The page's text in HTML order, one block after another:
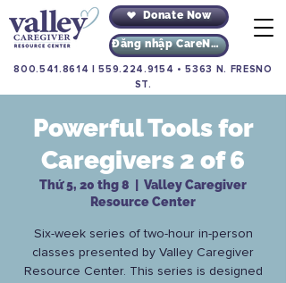
Donate Now
Đăng nhập CareNav
800.541.8614 |559.224.9154 •5363 N. FRESNO
ST.
Powerful Tools for
Caregivers 2 of 6
Thứ 5, 20 thg 8
Valley Caregiver
Resource Center
Six-week series of two-hour in-person
classes presented by Valley Caregiver
Resource Center. This series is designed